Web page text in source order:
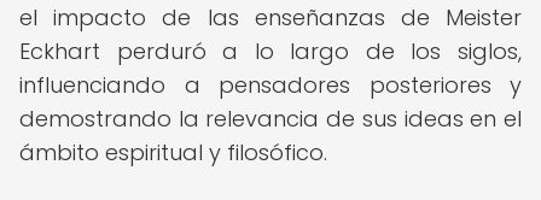
el impacto de las enseñanzas de Meister
Eckhart perduró a lo largo de los siglos,
influenciando a pensadores posteriores y
demostrando la relevancia de sus ideas en el
ámbito espiritual y filosófico.